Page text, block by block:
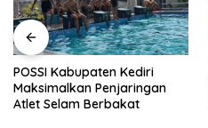
POSSI Kabupaten Kediri
Maksimalkan Penjaringan
Atlet Selam Berbakat